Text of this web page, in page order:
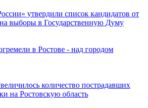
утвердили список кандидатов от
выборы в Государственную Думу
в Ростове - над городом
количество пострадавших
на Ростовскую область